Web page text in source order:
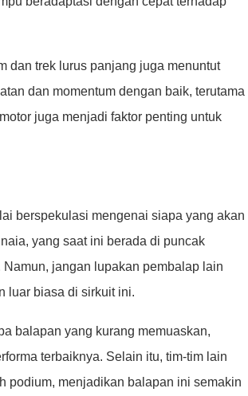
dan trek lurus panjang juga menuntut
dan momentum dengan baik, terutama
juga menjadi faktor penting untuk
berspekulasi mengenai siapa yang akan
yang saat ini berada di puncak
jangan lupakan pembalap lain
luar biasa di sirkuit ini.
balapan yang kurang memuaskan,
terbaiknya. Selain itu, tim-tim lain
podium, menjadikan balapan ini semakin